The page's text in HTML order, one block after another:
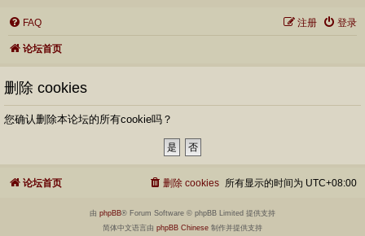
FAQ 登录
注册
论坛首页
删除 cookies
您确认删除本论坛的所有cookie吗？
论坛首页 所有显示的时间为 UTC+08:00
删除 cookies
由 phpBB® Forum Software © phpBB Limited 提供支持
简体中文语言由 phpBB Chinese 制作并提供支持